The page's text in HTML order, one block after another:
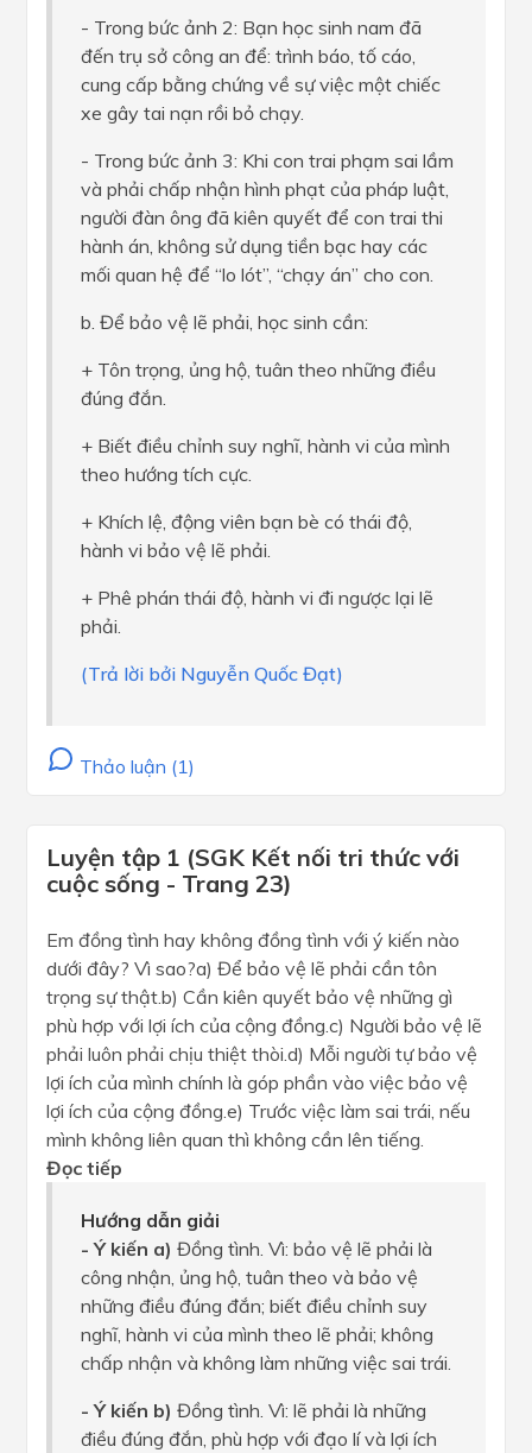
- Trong bức ảnh 2: Bạn học sinh nam đã
đến trụ sở công an để: trình báo, tố cáo,
cung cấp bằng chứng về sự việc một chiếc
xe gây tai nạn rồi bỏ chạy.
- Trong bức ảnh 3: Khi con trai phạm sai lầm
và phải chấp nhận hình phạt của pháp luật,
người đàn ông đã kiên quyết để con trai thi
hành án, không sử dụng tiền bạc hay các
mối quan hệ để “lo lót”, “chạy án” cho con.
b. Để bảo vệ lẽ phải, học sinh cần:
+ Tôn trọng, ủng hộ, tuân theo những điều
đúng đắn.
+ Biết điều chỉnh suy nghĩ, hành vi của mình
theo hướng tích cực.
+ Khích lệ, động viên bạn bè có thái độ,
hành vi bảo vệ lẽ phải.
+ Phê phán thái độ, hành vi đi ngược lại lẽ
phải.
(Trả lời bởi Nguyễn Quốc Đạt)
Thảo luận (1)
Luyện tập 1 (SGK Kết nối tri thức với
cuộc sống - Trang 23)
Em đồng tình hay không đồng tình với ý kiến nào
dưới đây? Vì sao?a) Để bảo vệ lẽ phải cần tôn
trọng sự thật.b) Cần kiên quyết bảo vệ những gì
phù hợp với lợi ích của cộng đồng.c) Người bảo vệ lẽ
phải luôn phải chịu thiệt thòi.d) Mỗi người tự bảo vệ
lợi ích của mình chính là góp phần vào việc bảo vệ
lợi ích của cộng đồng.e) Trước việc làm sai trái, nếu
mình không liên quan thì không cần lên tiếng.
Đọc tiếp
Hướng dẫn giải
- Ý kiến a) Đồng tình. Vì: bảo vệ lẽ phải là
công nhận, ủng hộ, tuân theo và bảo vệ
những điều đúng đắn; biết điều chỉnh suy
nghĩ, hành vi của mình theo lẽ phải; không
chấp nhận và không làm những việc sai trái.
- Ý kiến b) Đồng tình. Vì: lẽ phải là những
điều đúng đắn, phù hợp với đạo lí và lợi ích